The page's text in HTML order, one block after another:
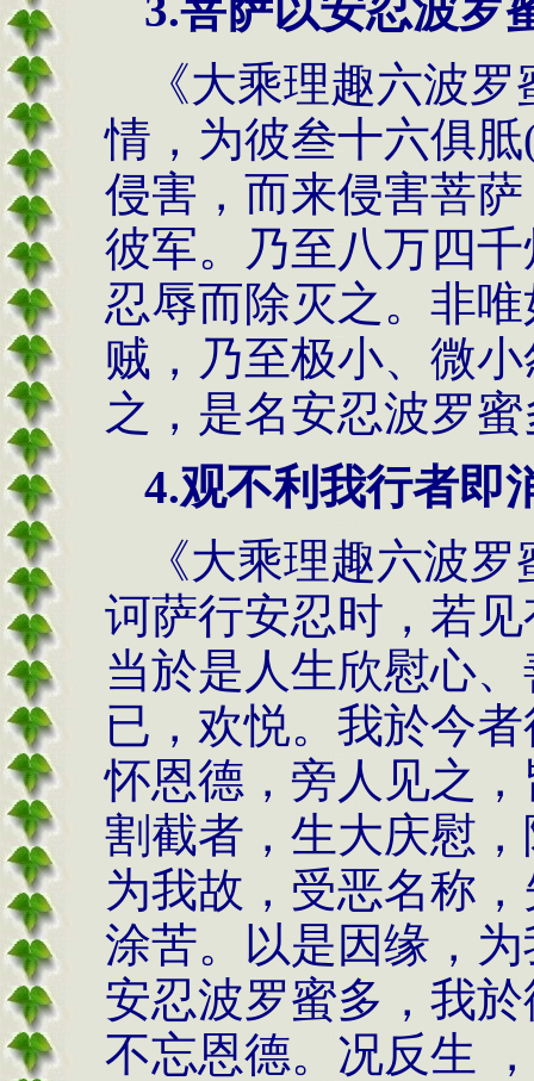
《大乘理趣六波
情，为彼叁十六俱
侵害，而来侵害菩
彼军。乃至八万四
忍辱而除灭之。非
贼，乃至极小、微
之，是名安忍波罗
4.观不利我行者即
《大乘理趣六波
诃萨行安忍时，若
当於是人生欣慰心
已，欢悦。我於今
怀恩德，旁人见之
割截者，生大庆慰
为我故，受恶名称
涂苦。以是因缘，
安忍波罗蜜多，我
不忘恩德。况反生